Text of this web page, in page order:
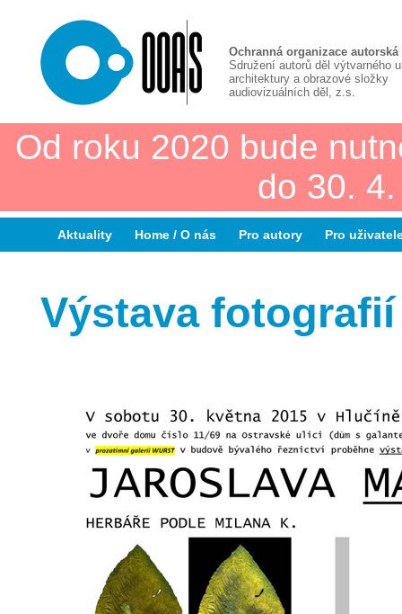
Ochranná organizace autorská
Sdružení autorů děl výtvarného
architektury a obrazové složky
audiovizuálních děl, z.s.
Od roku 2020 bude
do 30.
Aktuality Home / O nás Pro autory Pro
Výstava